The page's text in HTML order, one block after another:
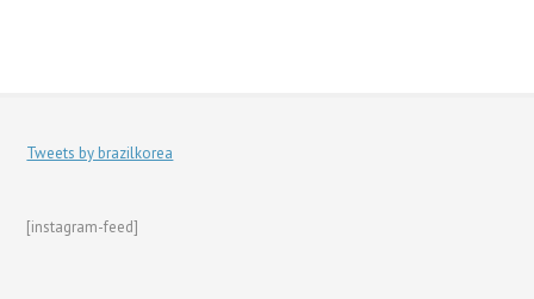
Tweets by brazilkorea
[instagram-feed]